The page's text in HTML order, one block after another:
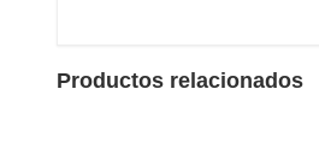
Productos relacionados